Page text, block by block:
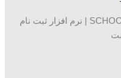
© 2026 نرم افزار مدیریت آموزشگاه SCHOOL | نرم افزار ثبت نام